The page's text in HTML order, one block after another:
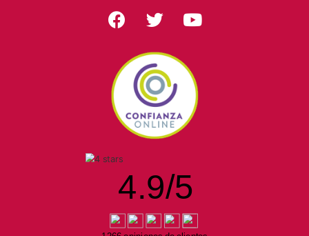
4.9/5